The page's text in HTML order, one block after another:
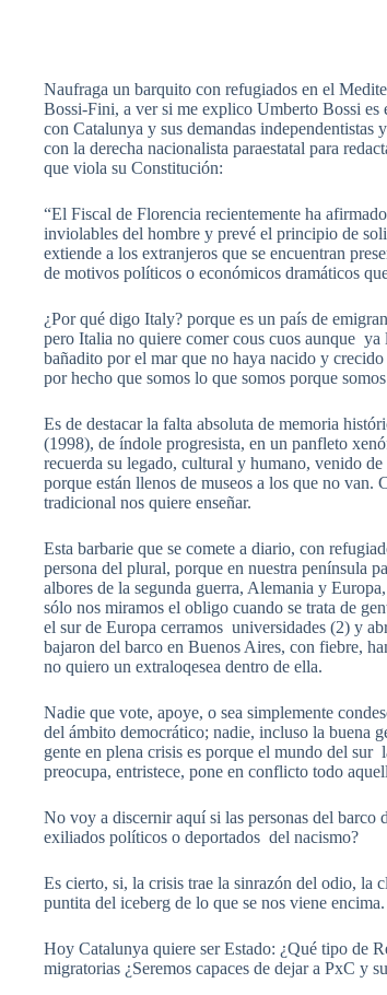
Naufraga un barquito con refugiados en el
Bossi-Fini, a ver si me explico Umberto Bossi es
con Catalunya y sus demandas
con la derecha nacionalista paraestatal para
que viola su Constitución:
“El Fiscal de Florencia recientemente ha
inviolables del hombre y prevé el principio de
extiende a los extranjeros que se encuentran
de motivos políticos o económicos dramáticos
¿Por qué digo Italy? porque es un país de
pero Italia no quiere comer cous cuos aunque
bañadito por el mar que no haya nacido y
por hecho que somos lo que somos porque
Es de destacar la falta absoluta de memoria
(1998), de índole progresista, en un panfleto
recuerda su legado, cultural y humano, venido
porque están llenos de museos a los que no van.
tradicional nos quiere enseñar.
Esta barbarie que se comete a diario, con
persona del plural, porque en nuestra península
albores de la segunda guerra, Alemania y
sólo nos miramos el obligo cuando se trata de
el sur de Europa cerramos universidades (2) y
bajaron del barco en Buenos Aires, con fiebre,
no quiero un extraloqesea dentro de ella.
Nadie que vote, apoye, o sea simplemente
del ámbito democrático; nadie, incluso la buena
gente en plena crisis es porque el mundo del sur
preocupa, entristece, pone en conflicto todo
No voy a discernir aquí si las personas del barco
exiliados políticos o deportados del nacismo?
Es cierto, si, la crisis trae la sinrazón del odio, la
puntita del iceberg de lo que se nos viene
Hoy Catalunya quiere ser Estado: ¿Qué tipo de
migratorias ¿Seremos capaces de dejar a PxC y